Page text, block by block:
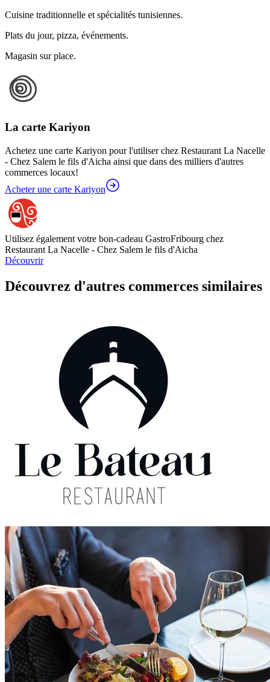
Cuisine traditionnelle et spécialités tunisiennes.
Plats du jour, pizza, événements.
Magasin sur place.
La carte Kariyon
Achetez une carte Kariyon pour l'utiliser chez Restaurant La Nacelle
- Chez Salem le fils d'Aicha ainsi que dans des milliers d'autres
commerces locaux!
Acheter une carte Kariyon
Utilisez également votre bon-cadeau GastroFribourg chez
Restaurant La Nacelle - Chez Salem le fils d'Aicha
Découvrir
Découvrez d'autres commerces similaires